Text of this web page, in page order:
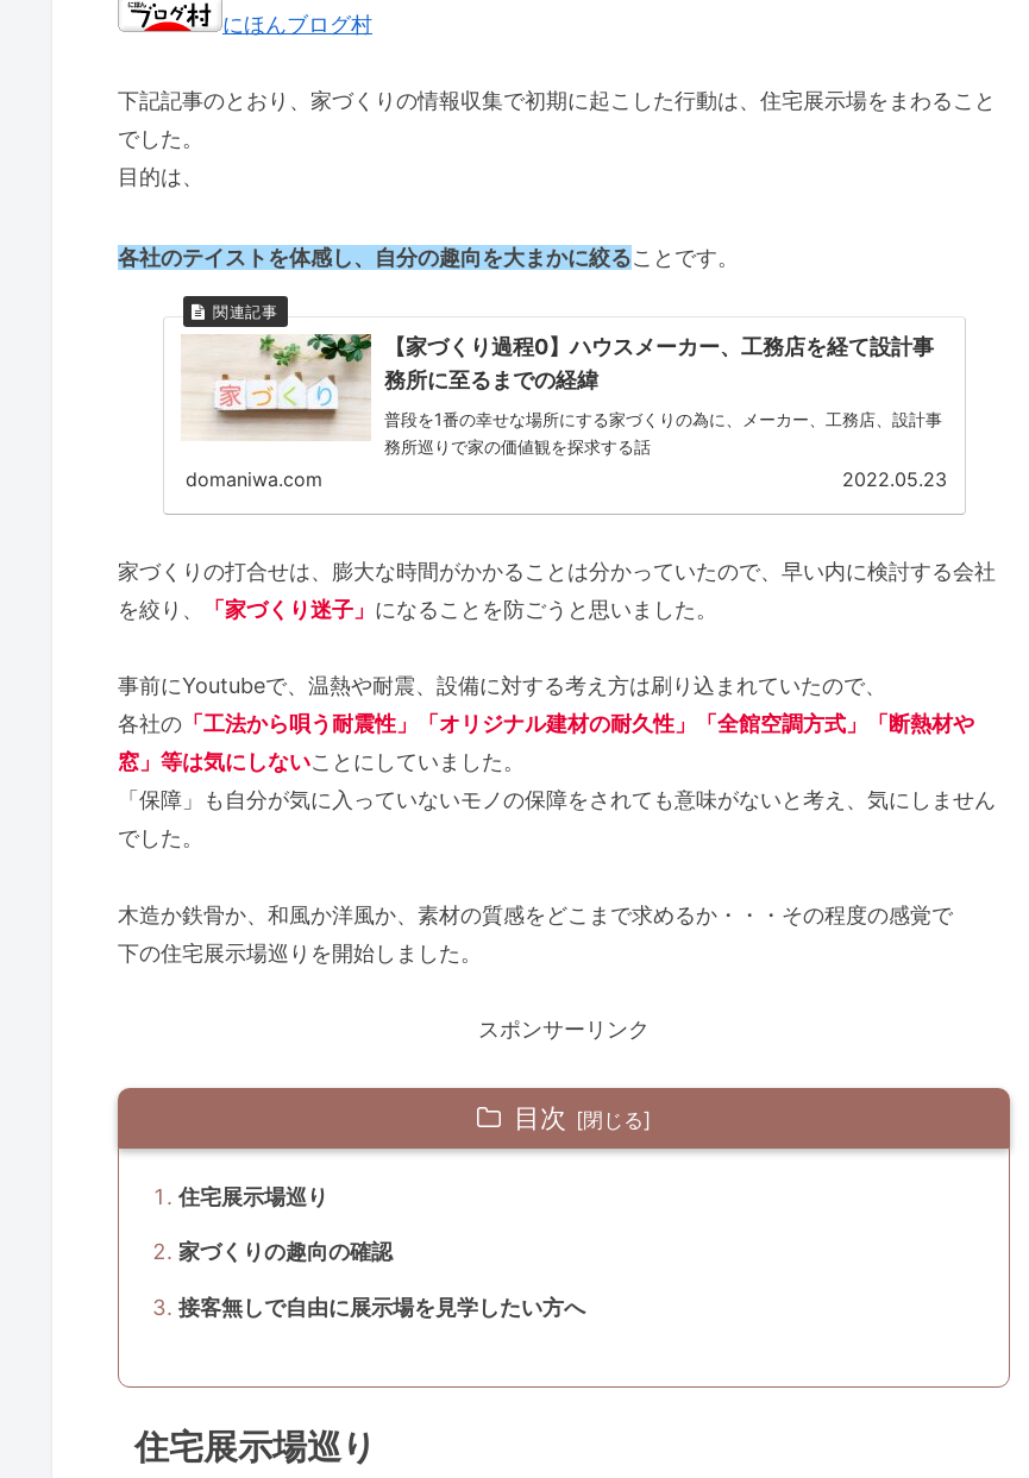
にほんブログ村
下記記事のとおり、家づくりの情報収集で初期に起こした行動は、住宅展示場をまわること
でした。
目的は、
各社のテイストを体感し、自分の趣向を大まかに絞ることです。
【家づくり過程0】ハウスメーカー、工務店を経て設計事
務所に至るまでの経緯
普段を1番の幸せな場所にする家づくりの為に、メーカー、工務店、設計事
務所巡りで家の価値観を探求する話
domaniwa.com 2022.05.23
家づくりの打合せは、膨大な時間がかかることは分かっていたので、早い内に検討する会社
を絞り、
「家づくり迷子」 になることを防ごうと思いました。
事前にYoutubeで、温熱や耐震、設備に対する考え方は刷り込まれていたので、
各社の 「工法から唄う耐震性」「オリジナル建材の耐久性」「全館空調方式」「断熱材や
窓」等は気にしないことにしていました。
「保障」も自分が気に入っていないモノの保障をされても意味がないと考え、気にしません
でした。
木造か鉄骨か、和風か洋風か、素材の質感をどこまで求めるか・・・その程度の感覚で
下の住宅展示場巡りを開始しました。
スポンサーリンク
目次
住宅展示場巡り
家づくりの趣向の確認
接客無しで自由に展示場を見学したい方へ
住宅展示場巡り